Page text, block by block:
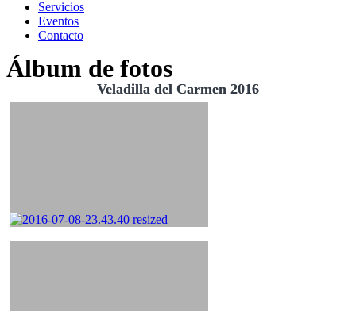
Servicios
Eventos
Contacto
Álbum de fotos
Veladilla del Carmen 2016